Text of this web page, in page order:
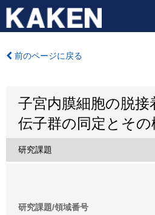
前のページに戻る
子宮内膜細胞の脱接
伝子群の同定とその
研究課題
研究課題/領域番号